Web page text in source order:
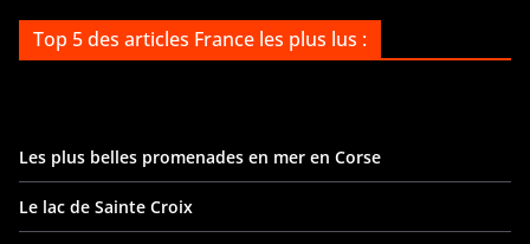
Top 5 des articles France les plus lus :
Les plus belles promenades en mer en Corse
Le lac de Sainte Croix